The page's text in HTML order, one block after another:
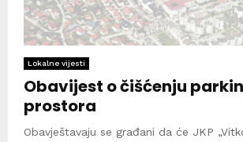
Lokalne vijesti
Obavijest o čišćenju
prostora
Obavještavaju se građani da će JKP